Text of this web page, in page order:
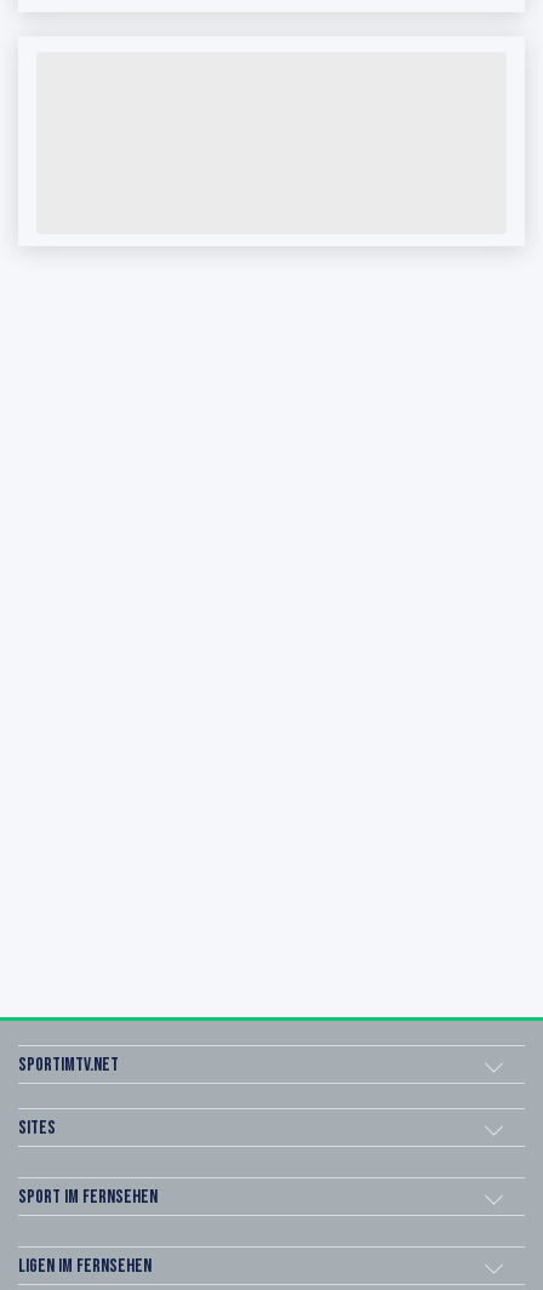
sportimtv.net
Sites
Sport im Fernsehen
Ligen im Fernsehen